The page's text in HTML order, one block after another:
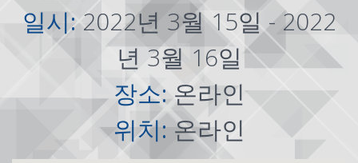
일시:2022년 3월 15일 - 2022
년 3월 16일
장소:온라인
위치:온라인